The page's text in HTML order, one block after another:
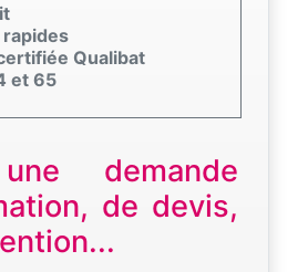
Qualibat
et 65
demande
de devis,